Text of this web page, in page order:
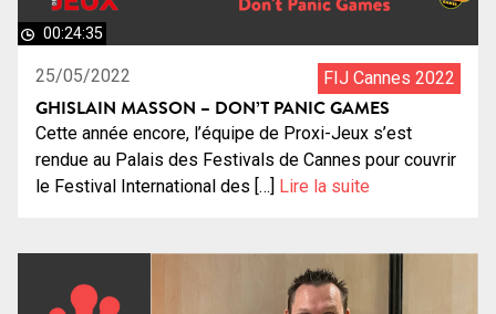
00:24:35
25/05/2022 FIJ Cannes 2022
GHISLAIN MASSON – DON’T PANIC GAMES
Cette année encore, l’équipe de Proxi-Jeux s’est
rendue au Palais des Festivals de Cannes pour couvrir
le Festival International des […] Lire la suite